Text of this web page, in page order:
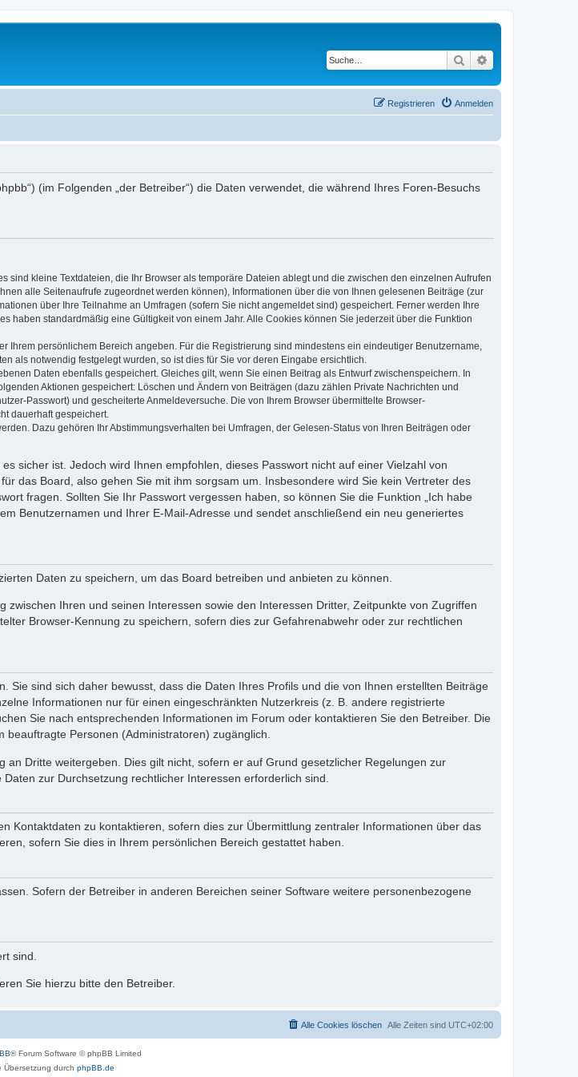
Suche
Anmelden
Registrieren
(im Folgenden „der Betreiber“) die Daten verwendet, die während Ihres Foren-Besuchs
kleine Textdateien, die Ihr Browser als temporäre Dateien ablegt und die zwischen den einzelnen Aufrufen
alle Seitenaufrufe zugeordnet werden können), Informationen über die von Ihnen gelesenen Beiträge (zur
über Ihre Teilnahme an Umfragen (sofern Sie nicht angemeldet sind) gespeichert. Ferner werden Ihre
haben standardmäßig eine Gültigkeit von einem Jahr. Alle Cookies können Sie jederzeit über die Funktion
persönlichem Bereich angeben. Für die Registrierung sind mindestens ein eindeutiger Benutzername,
als notwendig festgelegt wurden, so ist dies für Sie vor deren Eingabe ersichtlich.
Daten ebenfalls gespeichert. Gleiches gilt, wenn Sie einen Beitrag als Entwurf zwischenspeichern. In
Aktionen gespeichert: Löschen und Ändern von Beiträgen (dazu zählen Private Nachrichten und
Passwort) und gescheiterte Anmeldeversuche. Die von Ihrem Browser übermittelte Browser-
dauerhaft gespeichert.
Dazu gehören Ihr Abstimmungsverhalten bei Umfragen, der Gelesen-Status von Ihren Beiträgen oder
sicher ist. Jedoch wird Ihnen empfohlen, dieses Passwort nicht auf einer Vielzahl von
das Board, also gehen Sie mit ihm sorgsam um. Insbesondere wird Sie kein Vertreter des
fragen. Sollten Sie Ihr Passwort vergessen haben, so können Sie die Funktion „Ich habe
Benutzernamen und Ihrer E-Mail-Adresse und sendet anschließend ein neu generiertes
Daten zu speichern, um das Board betreiben und anbieten zu können.
Ihren und seinen Interessen sowie den Interessen Dritter, Zeitpunkte von Zugriffen
Browser-Kennung zu speichern, sofern dies zur Gefahrenabwehr oder zur rechtlichen
sind sich daher bewusst, dass die Daten Ihres Profils und die von Ihnen erstellten Beiträge
Informationen nur für einen eingeschränkten Nutzerkreis (z. B. andere registrierte
Sie nach entsprechenden Informationen im Forum oder kontaktieren Sie den Betreiber. Die
Personen (Administratoren) zugänglich.
Dritte weitergeben. Dies gilt nicht, sofern er auf Grund gesetzlicher Regelungen zur
zur Durchsetzung rechtlicher Interessen erforderlich sind.
Kontaktdaten zu kontaktieren, sofern dies zur Übermittlung zentraler Informationen über das
sofern Sie dies in Ihrem persönlichen Bereich gestattet haben.
Sofern der Betreiber in anderen Bereichen seiner Software weitere personenbezogene
sind.
Sie hierzu bitte den Betreiber.
Alle Zeiten sind UTC+02:00
Alle Cookies löschen
® Forum Software © phpBB Limited
Übersetzung durch phpBB.de